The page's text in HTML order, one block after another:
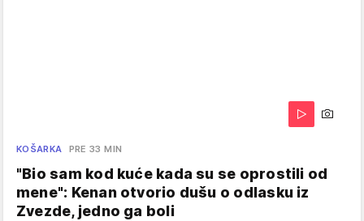
KOŠARKA PRE 33 MIN
"Bio sam kod kuće kada su se oprostili od
mene": Kenan otvorio dušu o odlasku iz
Zvezde, jedno ga boli